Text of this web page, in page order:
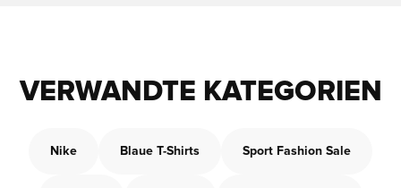
VERWANDTE KATEGORIEN
Nike Blaue T-Shirts Sport Fashion Sale